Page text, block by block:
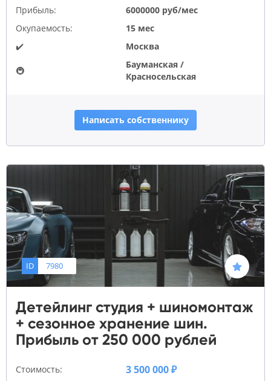
Прибыль:
6000000 руб/мес
Окупаемость:
15 мес
✔️
Москва
🚇
Бауманская /
Красносельская
Написать собственнику
ID 7980
Детейлинг студия + шиномонтаж
+ сезонное хранение шин.
Прибыль от 250 000 рублей
Стоимость: 3 500 000 ₽